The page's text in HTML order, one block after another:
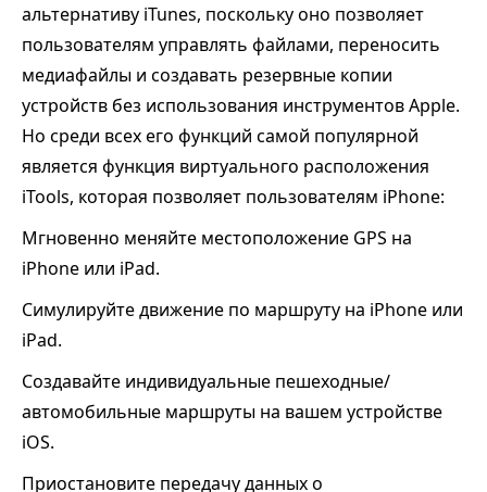
альтернативу iTunes, поскольку оно позволяет
пользователям управлять файлами, переносить
медиафайлы и создавать резервные копии
устройств без использования инструментов Apple.
Но среди всех его функций самой популярной
является функция виртуального расположения
iTools, которая позволяет пользователям iPhone:
Мгновенно меняйте местоположение GPS на
iPhone или iPad.
Симулируйте движение по маршруту на iPhone или
iPad.
Создавайте индивидуальные пешеходные/
автомобильные маршруты на вашем устройстве
iOS.
Приостановите передачу данных о